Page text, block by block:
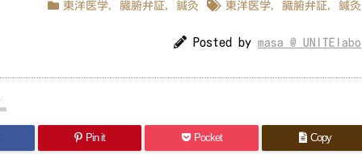
東洋医学, 臓腑弁証, 鍼灸 東洋医学, 臓腑弁証, 鍼灸
Posted by masa @ UNITElabo
Pin it Pocket Copy